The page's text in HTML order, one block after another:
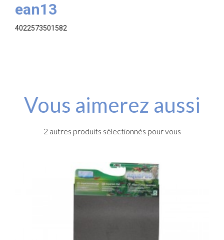
ean13
4022573501582
Vous aimerez aussi
2 autres produits sélectionnés pour vous